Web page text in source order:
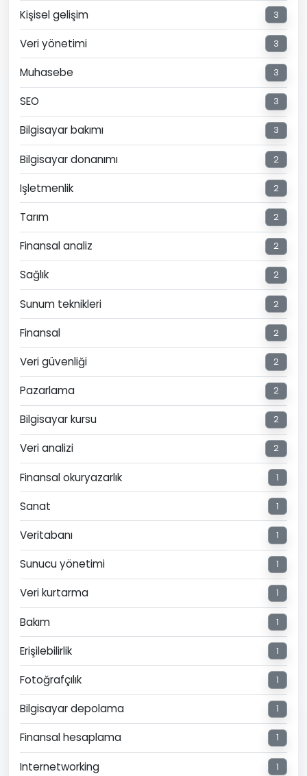
Kişisel gelişim 3
Veri yönetimi 3
Muhasebe 3
SEO 3
Bilgisayar bakımı 3
Bilgisayar donanımı 2
Işletmenlik 2
Tarım 2
Finansal analiz 2
Sağlık 2
Sunum teknikleri 2
Finansal 2
Veri güvenliği 2
Pazarlama 2
Bilgisayar kursu 2
Veri analizi 2
Finansal okuryazarlık 1
Sanat 1
Veritabanı 1
Sunucu yönetimi 1
Veri kurtarma 1
Bakım 1
Erişilebilirlik 1
Fotoğrafçılık 1
Bilgisayar depolama 1
Finansal hesaplama 1
Internetworking 1